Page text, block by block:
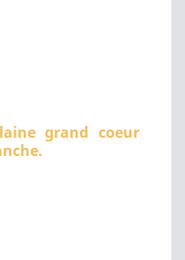
grand coeur